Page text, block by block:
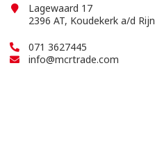
Lagewaard 17
2396 AT, Koudekerk a/d Rijn
071 3627445
info@mcrtrade.com